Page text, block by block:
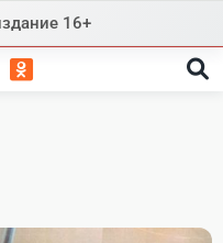
16+